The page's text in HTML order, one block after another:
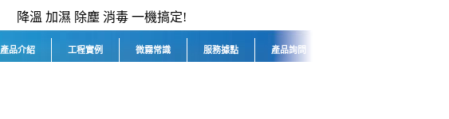
降溫 加濕 除塵 消毒 一機搞定!
產品介紹 工程實例 微霧常識 服務據點 產品詢問